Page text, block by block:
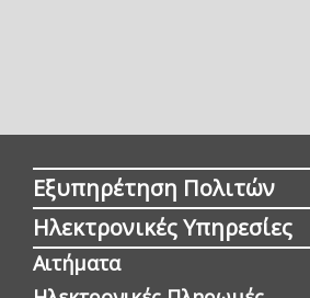
Εξυπηρέτηση Πολιτών
Ηλεκτρονικές Υπηρεσίες
Αιτήματα